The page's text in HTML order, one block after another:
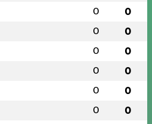
0 0
0 0
0 0
0 0
0 0
0 0